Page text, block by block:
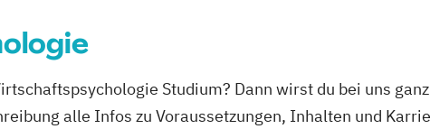
Studium? Dann wirst du bei uns
alle Infos zu Voraussetzungen, Inhalten und